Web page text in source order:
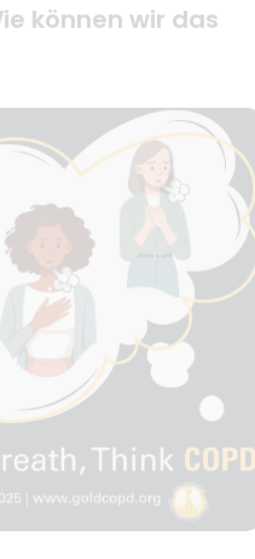
können wir das